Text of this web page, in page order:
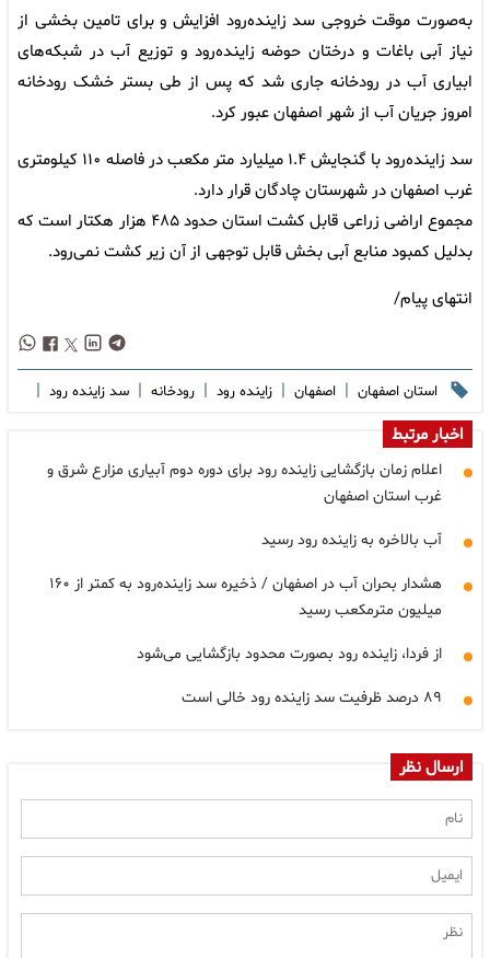
به‌صورت موقت خروجی سد زاینده‌رود افزایش و برای تامین بخشی از
نیاز آبی باغات و درختان حوضه زاینده‌رود و توزیع آب در شبکه‌های
ابیاری آب در رودخانه جاری شد که پس از طی بستر خشک رودخانه
امروز جریان آب از شهر اصفهان عبور کرد.
سد زاینده‌رود با گنجایش ١.۴ میلیارد متر مکعب در فاصله ۱۱۰ کیلومتری
غرب اصفهان در شهرستان چادگان قرار دارد.
مجموع اراضی زراعی قابل کشت استان حدود ۴۸۵ هزار هکتار است که
بدلیل کمبود منابع آبی بخش قابل توجهی از آن زیر کشت نمی‌رود.
انتهای پیام/
استان اصفهان | اصفهان | زاینده رود | رودخانه | سد زاینده رود |
اخبار مرتبط
اعلام زمان بازگشایی زاینده رود برای دوره دوم آبیاری مزارع شرق و
غرب استان اصفهان
آب بالاخره به زاینده رود رسید
هشدار بحران آب در اصفهان / ذخیره سد زاینده‌رود به کمتر از ۱۶۰
میلیون مترمکعب رسید
از فردا، زاینده رود بصورت محدود بازگشایی می‌شود
۸۹ درصد ظرفیت سد زاینده رود خالی است
ارسال نظر